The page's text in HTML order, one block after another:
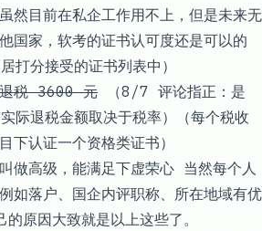
然目前在私企工作用不上，但是未来无
国家，软考的证书认可度还是可以的
打分接受的证书列表中）
退税 3600 元 （8/7 评论指正：是
际退税金额取决于税率）（每个税收
下认证一个资格类证书）
做高级，能满足下虚荣心 当然每个人
如落户、国企内评职称、所在地域有优
原因大致就是以上这些了。